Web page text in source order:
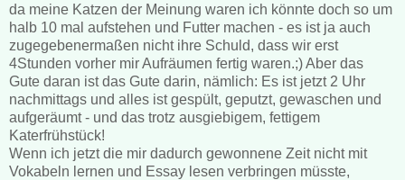
da meine Katzen der Meinung waren ich könnte doch so um
halb 10 mal aufstehen und Futter machen - es ist ja auch
zugegebenermaßen nicht ihre Schuld, dass wir erst
4Stunden vorher mir Aufräumen fertig waren.;) Aber das
Gute daran ist das Gute darin, nämlich: Es ist jetzt 2 Uhr
nachmittags und alles ist gespült, geputzt, gewaschen und
aufgeräumt - und das trotz ausgiebigem, fettigem
Katerfrühstück!
Wenn ich jetzt die mir dadurch gewonnene Zeit nicht mit
Vokabeln lernen und Essay lesen verbringen müsste,